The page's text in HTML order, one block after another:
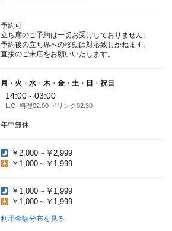
予約可
立ち席のご予約は一切お受けしておりません。
予約後の立ち席への移動は対応致しかねます。
直接のご来店をお願いいたします。
月・火・水・木・金・土・日・祝日
14:00 - 03:00
L.O. 料理02:00 ドリンク02:30
年中無休
￥2,000～￥2,999
￥1,000～￥1,999
￥1,000～￥1,999
￥1,000～￥1,999
利用金額分布を見る